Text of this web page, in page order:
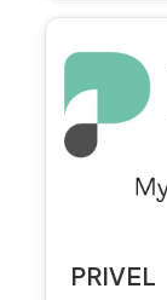
PRIVEL